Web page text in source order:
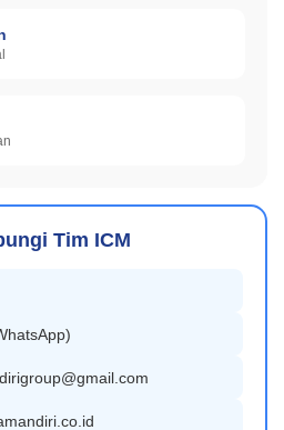
Tim ICM